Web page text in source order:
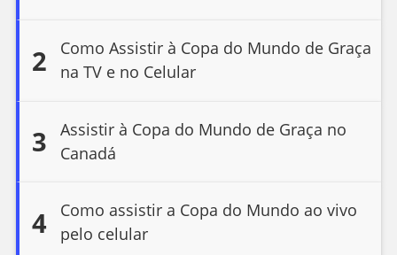
2
Como Assistir à Copa do Mundo de Graça
na TV e no Celular
3
Assistir à Copa do Mundo de Graça no
Canadá
4
Como assistir a Copa do Mundo ao vivo
pelo celular